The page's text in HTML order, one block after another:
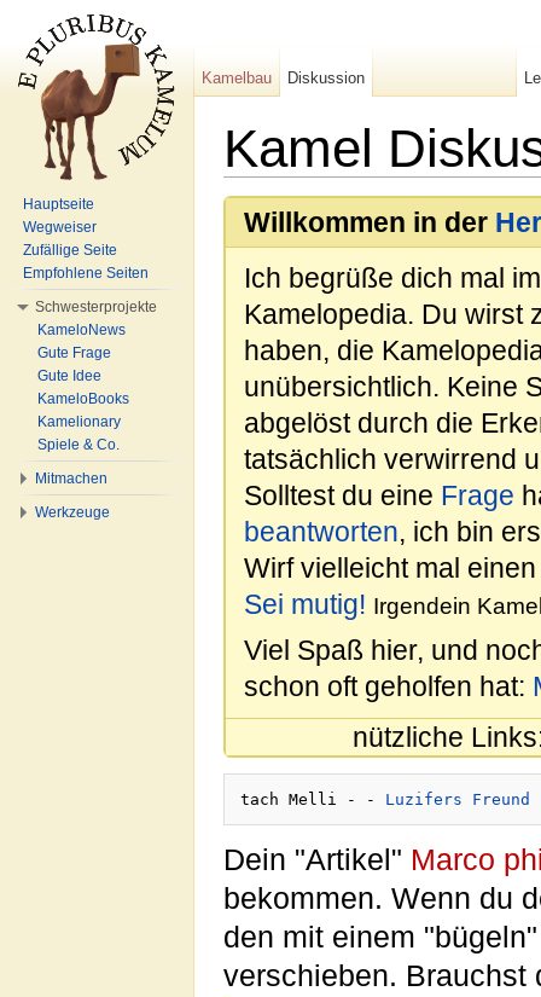
Kamel
Willkommen in der
Ich begrüße dich mal
Kamelopedia. Du wirst
haben, die
unübersichtlich. Keine
abgelöst durch die
tatsächlich verwirrend
Solltest du eine Frage
beantworten, ich bin
Wirf vielleicht mal
Sei mutig! Irgendein
Viel Spaß hier, und
schon oft geholfen hat:
nützliche
tach Melli - - Luzifers Freund
Dein "Artikel" Marco
bekommen. Wenn du
den mit einem
verschieben. Brauchst
Kamelbau Diskussion
Hauptseite
Wegweiser
Zufällige Seite
Empfohlene Seiten
Schwesterprojekte
KameloNews
Gute Frage
Gute Idee
KameloBooks
Kamelionary
Spiele & Co.
Mitmachen
Werkzeuge